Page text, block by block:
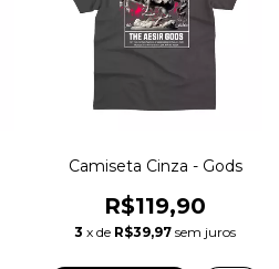
Camiseta Cinza - Gods
R$119,90
3 x de R$39,97 sem juros